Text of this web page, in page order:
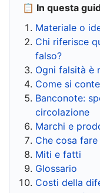
📋 In questa
Materiale o
Chi riferisce
falso?
Ogni falsità è
Come si
Banconote:
circolazione
Marchi e
Che cosa
Miti e fatti
Glossario
Costi della